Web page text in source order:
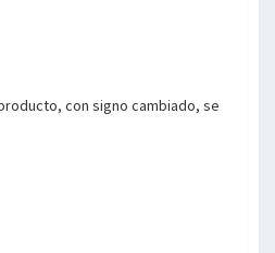
con signo cambiado, se